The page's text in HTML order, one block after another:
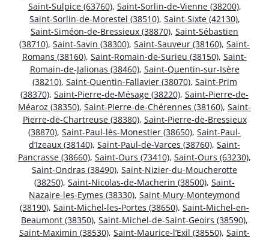
Saint-Sulpice (63760), Saint-Sorlin-de-Vienne (38200),
Saint-Sorlin-de-Morestel (38510), Saint-Sixte (42130),
Saint-Siméon-de-Bressieux (38870), Saint-Sébastien
(38710), Saint-Savin (38300), Saint-Sauveur (38160), Saint-
Romans (38160), Saint-Romain-de-Surieu (38150), Saint-
Romain-de-Jalionas (38460), Saint-Quentin-sur-Isère
(38210), Saint-Quentin-Fallavier (38070), Saint-Prim
(38370), Saint-Pierre-de-Mésage (38220), Saint-Pierre-de-
Méaroz (38350), Saint-Pierre-de-Chérennes (38160), Saint-
Pierre-de-Chartreuse (38380), Saint-Pierre-de-Bressieux
(38870), Saint-Paul-lès-Monestier (38650), Saint-Paul-
d’Izeaux (38140), Saint-Paul-de-Varces (38760), Saint-
Pancrasse (38660), Saint-Ours (73410), Saint-Ours (63230),
Saint-Ondras (38490), Saint-Nizier-du-Moucherotte
(38250), Saint-Nicolas-de-Macherin (38500), Saint-
Nazaire-les-Eymes (38330), Saint-Mury-Monteymond
(38190), Saint-Michel-les-Portes (38650), Saint-Michel-en-
Beaumont (38350), Saint-Michel-de-Saint-Geoirs (38590),
Saint-Maximin (38530), Saint-Maurice-l’Exil (38550), Saint-